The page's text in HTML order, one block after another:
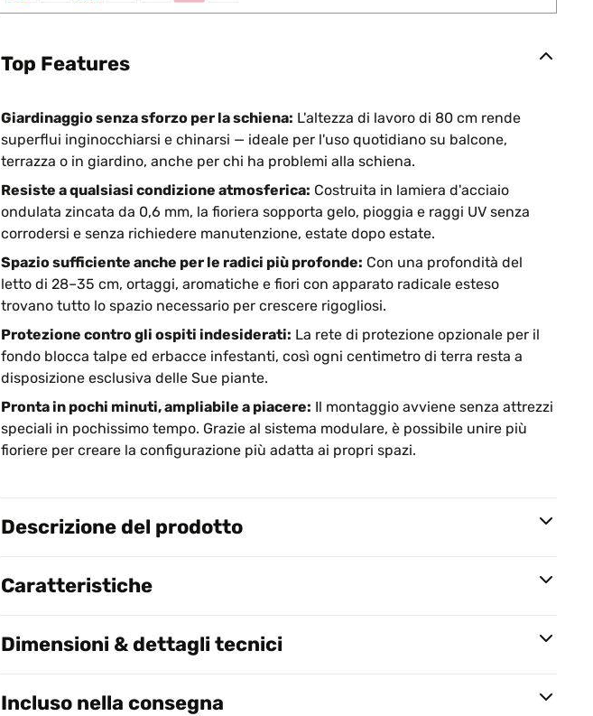
Top Features
Giardinaggio senza sforzo per la schiena: L'altezza di lavoro di 80 cm rende
superflui inginocchiarsi e chinarsi — ideale per l'uso quotidiano su balcone,
terrazza o in giardino, anche per chi ha problemi alla schiena.
Resiste a qualsiasi condizione atmosferica: Costruita in lamiera d'acciaio
ondulata zincata da 0,6 mm, la fioriera sopporta gelo, pioggia e raggi UV senza
corrodersi e senza richiedere manutenzione, estate dopo estate.
Spazio sufficiente anche per le radici più profonde: Con una profondità del
letto di 28–35 cm, ortaggi, aromatiche e fiori con apparato radicale esteso
trovano tutto lo spazio necessario per crescere rigogliosi.
Protezione contro gli ospiti indesiderati: La rete di protezione opzionale per il
fondo blocca talpe ed erbacce infestanti, così ogni centimetro di terra resta a
disposizione esclusiva delle Sue piante.
Pronta in pochi minuti, ampliabile a piacere: Il montaggio avviene senza attrezzi
speciali in pochissimo tempo. Grazie al sistema modulare, è possibile unire più
fioriere per creare la configurazione più adatta ai propri spazi.
Descrizione del prodotto
Caratteristiche
Dimensioni & dettagli tecnici
Incluso nella consegna